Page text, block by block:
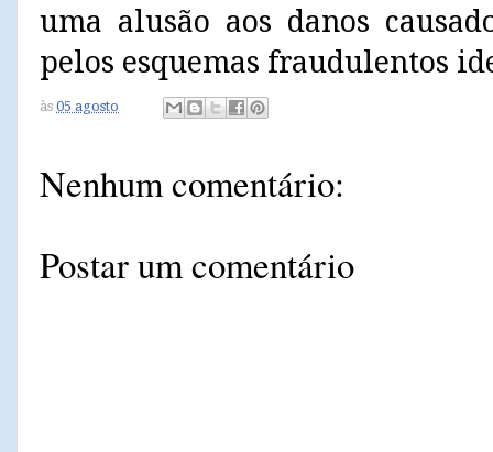
uma alusão aos danos
pelos esquemas fraudulentos
às 05 agosto
Nenhum comentário:
Postar um comentário